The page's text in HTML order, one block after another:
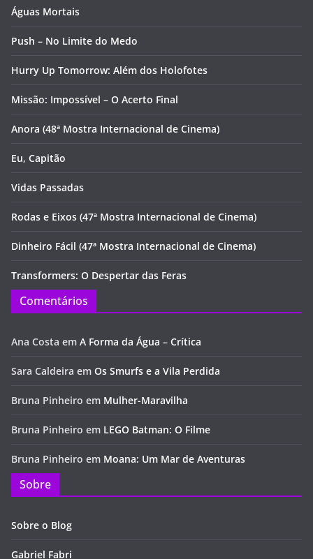
Águas Mortais
Push – No Limite do Medo
Hurry Up Tomorrow: Além dos Holofotes
Missão: Impossível – O Acerto Final
Anora (48ª Mostra Internacional de Cinema)
Eu, Capitão
Vidas Passadas
Rodas e Eixos (47ª Mostra Internacional de Cinema)
Dinheiro Fácil (47ª Mostra Internacional de Cinema)
Transformers: O Despertar das Feras
Comentários
Ana Costa em A Forma da Água – Crítica
Sara Caldeira em Os Smurfs e a Vila Perdida
Bruna Pinheiro em Mulher-Maravilha
Bruna Pinheiro em LEGO Batman: O Filme
Bruna Pinheiro em Moana: Um Mar de Aventuras
Sobre
Sobre o Blog
Gabriel Fabri